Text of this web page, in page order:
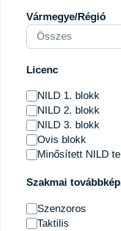
Vármegye/Régió
Licenc
NILD 1. blokk
NILD 2. blokk
NILD 3. blokk
Ovis blokk
Minősített NILD
Szakmai
Szenzoros
Taktilis